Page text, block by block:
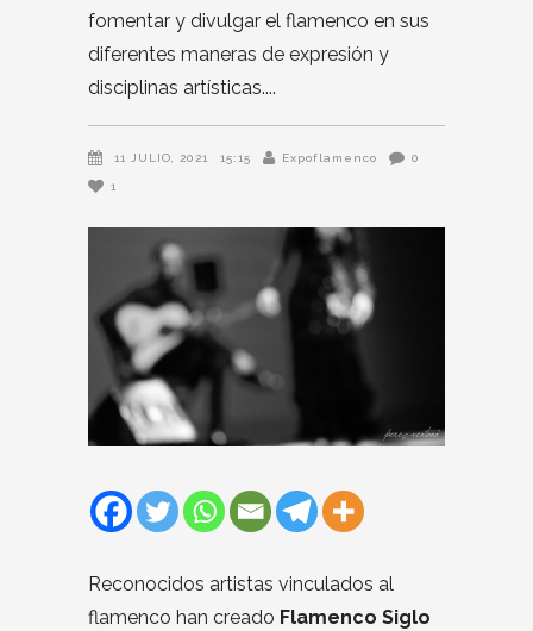
fomentar y divulgar el flamenco en sus
diferentes maneras de expresión y
disciplinas artísticas.
11 JULIO, 2021 15:15 Expoflamenco 0
1
Reconocidos artistas vinculados al
flamenco han creado Flamenco Siglo